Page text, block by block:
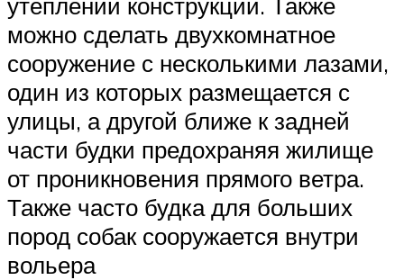
можно сделать двухкомнатное
сооружение с несколькими лазами,
один из которых размещается с
улицы, а другой ближе к задней
части будки предохраняя жилище
от проникновения прямого ветра.
Также часто будка для больших
пород собак сооружается внутри
вольера